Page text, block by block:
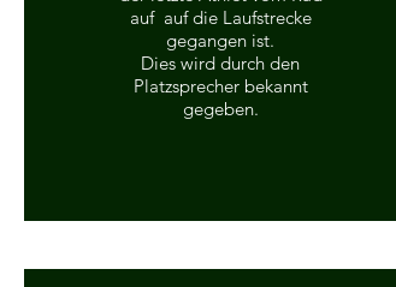
auf auf die Laufstrecke
gegangen ist.
Dies wird durch den
Platzsprecher bekannt
gegeben.